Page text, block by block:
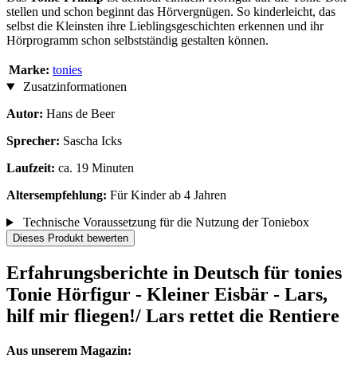
stellen und schon beginnt das Hörvergnügen. So kinderleicht, das
selbst die Kleinsten ihre Lieblingsgeschichten erkennen und ihr
Hörprogramm schon selbstständig gestalten können.
Marke: tonies
Zusatzinformationen
Autor: Hans de Beer
Sprecher: Sascha Icks
Laufzeit: ca. 19 Minuten
Altersempfehlung: Für Kinder ab 4 Jahren
Technische Voraussetzung für die Nutzung der Toniebox
Dieses Produkt bewerten
Erfahrungsberichte in Deutsch für tonies
Tonie Hörfigur - Kleiner Eisbär - Lars,
hilf mir fliegen!/ Lars rettet die Rentiere
Aus unserem Magazin: